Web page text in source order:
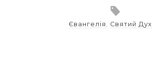
Євангелія , Святий Дух